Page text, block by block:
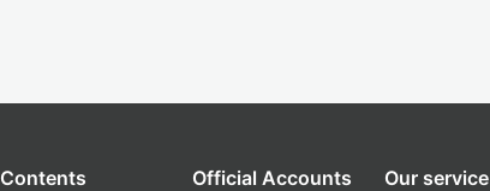
Contents Official Accounts Our service